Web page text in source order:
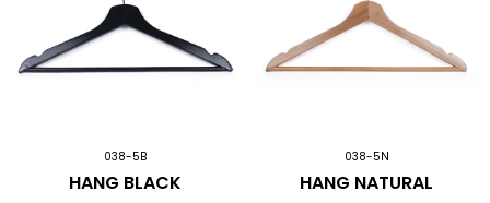
038-5B
HANG BLACK
038-5N
HANG NATURAL